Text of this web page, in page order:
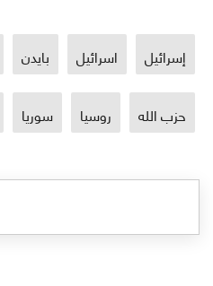
إسرائيل اسرائيل بايدن
حزب الله روسيا سوريا